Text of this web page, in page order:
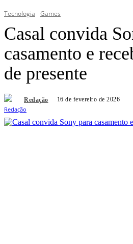
Tecnologia Games
Casal convida
casamento e
de presente
Redação 16 de fevereiro de 2026